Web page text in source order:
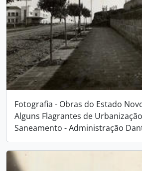
Fotografia - Obras do Estado
Alguns Flagrantes de
Saneamento - Administração